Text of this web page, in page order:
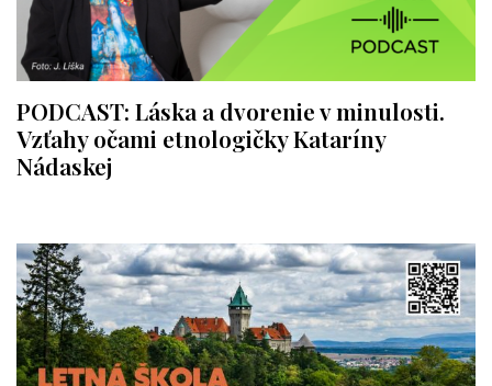
PODCAST: Láska a dvorenie v minulosti.
Vzťahy očami etnologičky Kataríny
Nádaskej